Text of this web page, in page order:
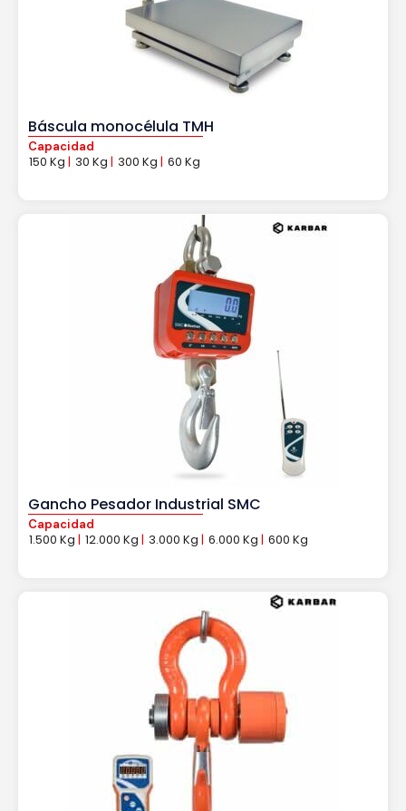
Báscula monocélula TMH
Capacidad
150 Kg | 30 Kg | 300 Kg | 60 Kg
Gancho Pesador Industrial SMC
Capacidad
1.500 Kg | 12.000 Kg | 3.000 Kg | 6.000 Kg | 600 Kg